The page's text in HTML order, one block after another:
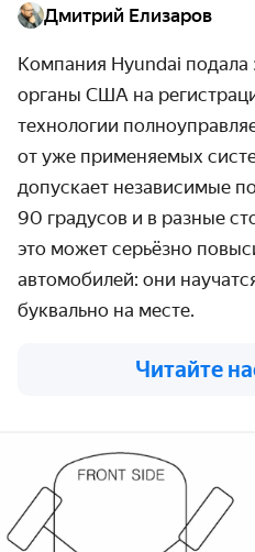
Дмитрий Елизаров
Компания Hyundai подала
органы США на
технологии
от уже применяемых
допускает независимые
90 градусов и в разные
это может серьёзно
автомобилей: они
буквально на месте.
Читайте